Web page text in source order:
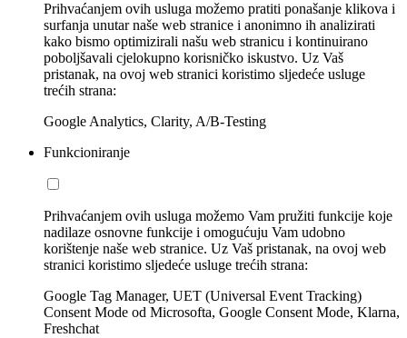
Prihvaćanjem ovih usluga možemo pratiti ponašanje klikova i
surfanja unutar naše web stranice i anonimno ih analizirati
kako bismo optimizirali našu web stranicu i kontinuirano
poboljšavali cjelokupno korisničko iskustvo. Uz Vaš
pristanak, na ovoj web stranici koristimo sljedeće usluge
trećih strana:
Google Analytics, Clarity, A/B-Testing
Funkcioniranje
Prihvaćanjem ovih usluga možemo Vam pružiti funkcije koje
nadilaze osnovne funkcije i omogućuju Vam udobno
korištenje naše web stranice. Uz Vaš pristanak, na ovoj web
stranici koristimo sljedeće usluge trećih strana:
Google Tag Manager, UET (Universal Event Tracking)
Consent Mode od Microsofta, Google Consent Mode, Klarna,
Freshchat